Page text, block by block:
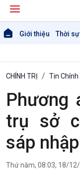
Giới thiệu Thời sự
CHÍNH TRỊ Tin
Phương
trụ sở
sáp
Thứ năm, 08:03, 18/